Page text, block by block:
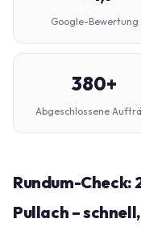
Google-Bewertung
380+
Abgeschlossene
Rundum-Check:
Pullach –